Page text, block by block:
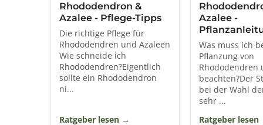
Die Übergänge zwischen den
Immergrüne
Immergrüne Rhododendren bilden
den Juni hinein. Die einzelnen
Großblumige Rhododendren
Gliederung schattiger
Die endgültige Größe darf bei der
Rhododendron &
Azalee - Pflege-Tipps
Die richtige Pflege für
Rhododendren und Azaleen
Wie schneide ich
Rhododendren?Eigentlich
sollte ein Rhododendron
ni...
Ratgeber lesen
Azalee -
Was muss ich
Pflanzung von
Rhododendren
beachten?Der
bei der Wahl
sehr ...
Ratgeber lesen